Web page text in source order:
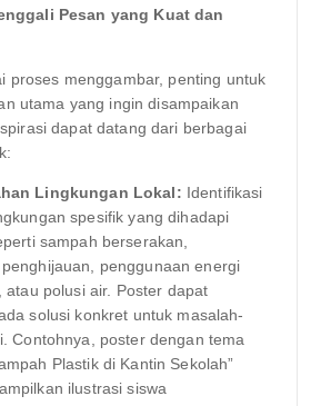
Pesan yang Kuat dan
proses menggambar, penting untuk
utama yang ingin disampaikan
dapat datang dari berbagai
Lingkungan Lokal: Identifikasi
spesifik yang dihadapi
sampah berserakan,
penggunaan energi
atau polusi air. Poster dapat
solusi konkret untuk masalah-
Contohnya, poster dengan tema
Plastik di Kantin Sekolah”
ilustrasi siswa